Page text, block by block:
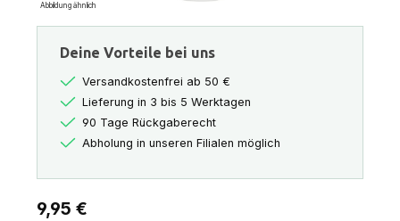
Abbildung ähnlich
Deine Vorteile bei uns
Versandkostenfrei ab 50 €
Lieferung in 3 bis 5 Werktagen
90 Tage Rückgaberecht
Abholung in unseren Filialen möglich
Regulärer Preis:
9,95 €